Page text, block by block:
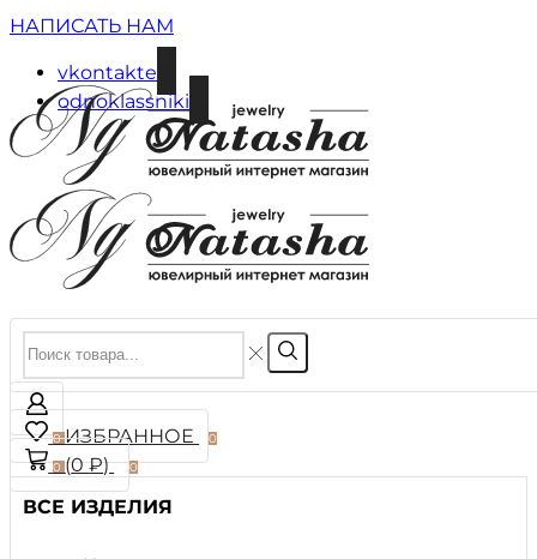
НАПИСАТЬ НАМ
vkontakte
odnoklassniki
0ИЗБРАННОЕ 0
0(0₽) 0
ВСЕ ИЗДЕЛИЯ